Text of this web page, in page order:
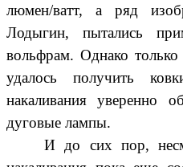
люмен/ватт, а ряд
Лодыгин, пытались
вольфрам. Однако
удалось получить
накаливания уверенно
дуговые лампы.
И до сих пор,